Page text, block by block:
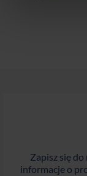
Zapisz się
informacje o